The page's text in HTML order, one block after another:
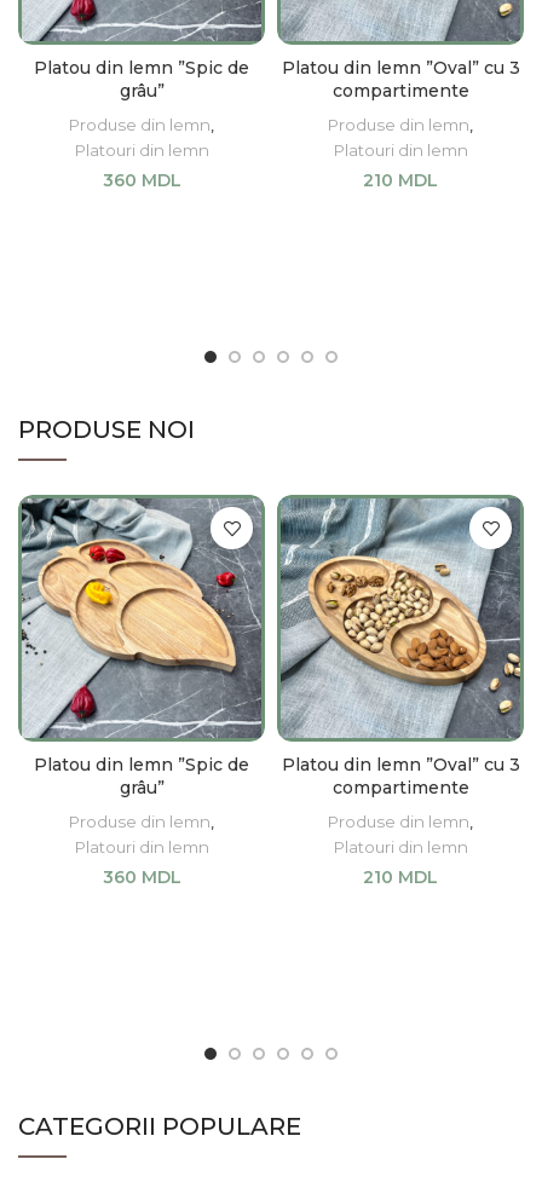
Platou din lemn ”Spic de
grâu”
Produse din lemn
Platouri din lemn
360 MDL
Platou din lemn ”Oval” cu 3
compartimente
Produse din lemn
Platouri din lemn
210 MDL
PRODUSE NOI
Platou din lemn ”Spic de
grâu”
Produse din lemn
Platouri din lemn
360 MDL
Platou din lemn ”Oval” cu 3
compartimente
Produse din lemn
Platouri din lemn
210 MDL
CATEGORII POPULARE